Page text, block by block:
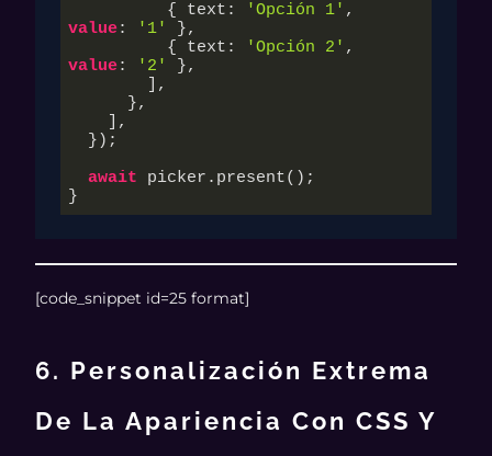
          { text:
'Opción 1'
value: '1'
},
          { text:
'Opción 2'
value: '2'
},
await picker.present();
}
[code_snippet id=25 format]
6. Personalización Extrema
De La Apariencia Con CSS Y